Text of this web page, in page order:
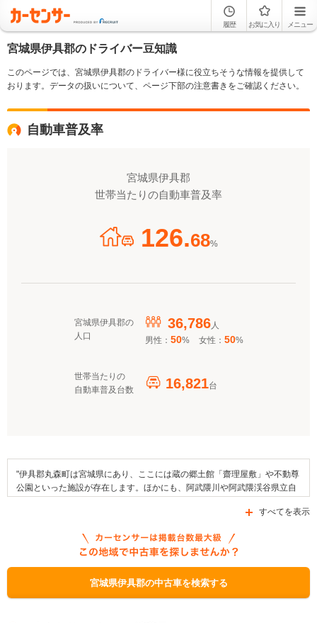
履歴 お気に入り メニュー
宮城県伊具郡のドライバー豆知識
このページでは、宮城県伊具郡のドライバー様に役立ちそうな情報を提供して
おります。データの扱いについて、ページ下部の注意書きをご確認ください。
自動車普及率
宮城県伊具郡
世帯当たりの自動車普及率
126.68%
宮城県伊具郡の
人口
36,786人
男性： 50% 女性： 50%
世帯当たりの
自動車普及台数
16,821台
"伊具郡丸森町は宮城県にあり、ここには蔵の郷土館「齋理屋敷」や不動尊
公園といった施設が存在します。ほかにも、阿武隈川や阿武隈渓谷県立自
面では、国道113号線や国道349号線、県道101号線をはじめとする道路を
に乗り入れています。この地域では丸森まるごとふる里の秋大感謝祭や耕
野かんがらぶんぬき祭り、舘矢間ひまわりまつりなどのイベントが開かれ
ており、丸森町の名産品は天然凍どうふやイチジク、たけのこなどがあり
ます。なお、「クリーンエネルギー自動車導入促進対策費補助金」、「環
すべてを表示
宮城県伊具郡の中古車を検索する